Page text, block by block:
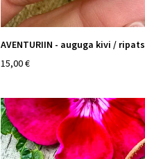
AVENTURIIN - auguga kivi / ripats
15,00 €